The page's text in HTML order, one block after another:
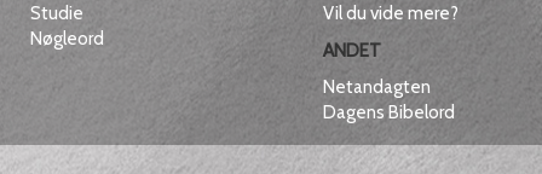
Studie
Nøgleord
Vil du vide mere?
ANDET
Netandagten
Dagens Bibelord